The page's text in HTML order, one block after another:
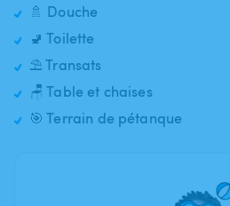
🚿 Douche
🚽 Toilette
⛱️ Transats
🪑 Table et chaises
🎯 Terrain de pétanque